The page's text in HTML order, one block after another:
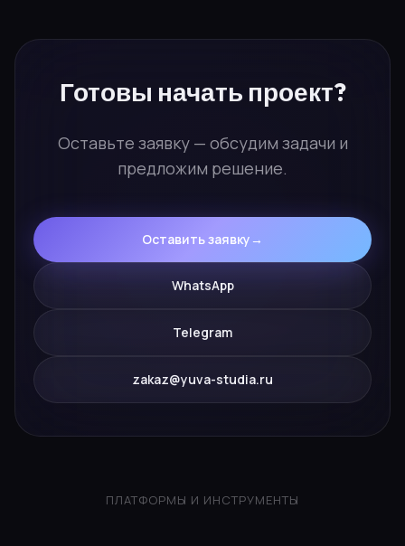
подробности.
Готовы начать проект?
Оставьте заявку — обсудим задачи и
предложим решение.
Оставить заявку →
WhatsApp
Telegram
zakaz@yuva-studia.ru
ПЛАТФОРМЫ И ИНСТРУМЕНТЫ